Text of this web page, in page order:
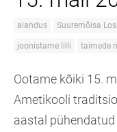
aiandus Suuremõisa
joonistame lilli taimede
Ootame kõiki 15.
Ametikooli
aastal